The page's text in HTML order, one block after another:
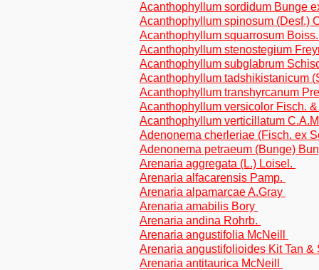
Acanthophyllum sordidum Bunge
Acanthophyllum spinosum (Desf.)
Acanthophyllum squarrosum
Acanthophyllum stenostegium
Acanthophyllum subglabrum
Acanthophyllum tadshikistanicum
Acanthophyllum transhyrcanum
Acanthophyllum versicolor Fisch.
Acanthophyllum verticillatum
Adenonema cherleriae (Fisch. ex
Adenonema petraeum (Bunge)
Arenaria aggregata (L.) Loisel.
Arenaria alfacarensis Pamp.
Arenaria alpamarcae A.Gray
Arenaria amabilis Bory
Arenaria andina Rohrb.
Arenaria angustifolia McNeill
Arenaria angustifolioides Kit Tan &
Arenaria antitaurica McNeill